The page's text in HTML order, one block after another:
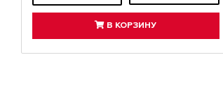
В КОРЗИНУ